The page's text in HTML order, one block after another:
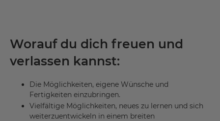
Worauf du dich freuen und
verlassen kannst:
Die Möglichkeiten, eigene Wünsche und
Fertigkeiten einzubringen.
Vielfältige Möglichkeiten, neues zu lernen und sich
weiterzuentwickeln in einem breiten